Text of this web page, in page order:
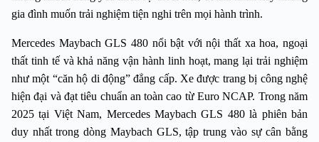
gia đình muốn trải nghiệm tiện nghi trên mọi hành trình.
Mercedes Maybach GLS 480 nổi bật với nội thất xa hoa, ngoại
thất tinh tế và khả năng vận hành linh hoạt, mang lại trải nghiệm
như một “căn hộ di động” đẳng cấp. Xe được trang bị công nghệ
hiện đại và đạt tiêu chuẩn an toàn cao từ Euro NCAP. Trong năm
2025 tại Việt Nam, Mercedes Maybach GLS 480 là phiên bản
duy nhất trong dòng Maybach GLS, tập trung vào sự cân bằng